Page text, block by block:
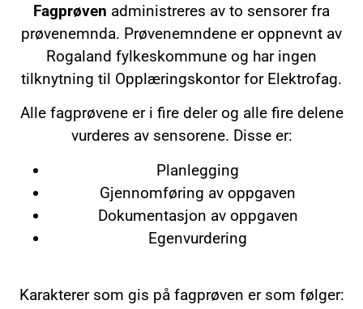
Fagprøven administreres av to sensorer fra
prøvenemnda. Prøvenemndene er oppnevnt av
Rogaland fylkeskommune og har ingen
tilknytning til Opplæringskontor for Elektrofag.
Alle fagprøvene er i fire deler og alle fire delene
vurderes av sensorene. Disse er:
Planlegging
Gjennomføring av oppgaven
Dokumentasjon av oppgaven
Egenvurdering
Karakterer som gis på fagprøven er som følger: